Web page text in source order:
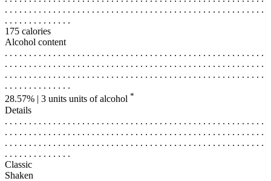
. . . . . . . . . . . . . . . . . . . . . . . . . . . . . . . . . . . . . . . . . . . . . . . . . . . . . .
. . . . . . . . . . . . . .
175 calories
Alcohol content
. . . . . . . . . . . . . . . . . . . . . . . . . . . . . . . . . . . . . . . . . . . . . . . . . . . . . .
. . . . . . . . . . . . . . . . . . . . . . . . . . . . . . . . . . . . . . . . . . . . . . . . . . . . . .
. . . . . . . . . . . . . . . . . . . . . . . . . . . . . . . . . . . . . . . . . . . . . . . . . . . . . .
. . . . . . . . . . . . . .
28.57% | 3 units units of alcohol *
Details
. . . . . . . . . . . . . . . . . . . . . . . . . . . . . . . . . . . . . . . . . . . . . . . . . . . . . .
. . . . . . . . . . . . . . . . . . . . . . . . . . . . . . . . . . . . . . . . . . . . . . . . . . . . . .
. . . . . . . . . . . . . . . . . . . . . . . . . . . . . . . . . . . . . . . . . . . . . . . . . . . . . .
. . . . . . . . . . . . . .
Classic
Shaken